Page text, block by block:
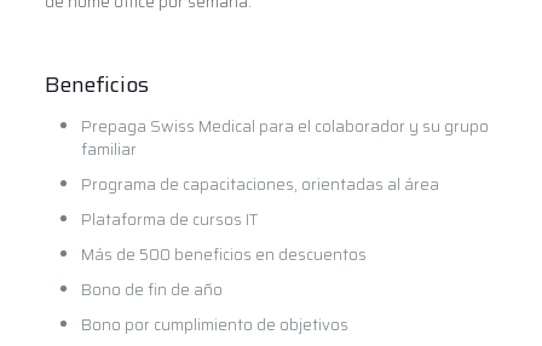
Beneficios
Prepaga Swiss Medical para el colaborador y su grupo
familiar
Programa de capacitaciones, orientadas al área
Plataforma de cursos IT
Más de 500 beneficios en descuentos
Bono de fin de año
Bono por cumplimiento de objetivos